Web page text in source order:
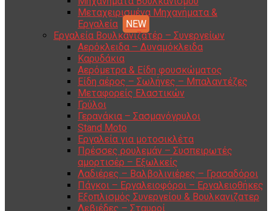
Μεταχειρισμένα Μηχανήματα &
Εργαλεία
Εργαλεία Βουλκανιζατέρ – Συνεργείων
Αερόκλειδα – Δυναμόκλειδα
Καρυδάκια
Αερόμετρα & Είδη φουσκώματος
Είδη αέρος – Σωλήνες – Μπαλαντέζες
Μεταφορείς Ελαστικών
Γρύλοι
Γερανάκια – Σασμανόγρυλοι
Stand Moto
Εργαλεία για μοτοσικλέτα
Πρέσσες ρουλεμάν – Συσπειρωτές
αμορτισέρ – Εξωλκείς
Λαδιέρες – Βαλβολινιέρες – Γρασαδόροι
Πάγκοι – Εργαλειοφόροι – Εργαλειοθήκες
Εξοπλισμός Συνεργείου & Βουλκανιζατερ
Λεβιέδες – Σταυροί